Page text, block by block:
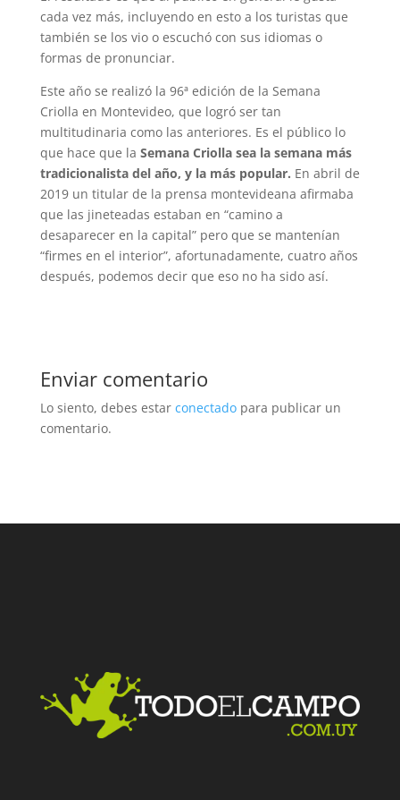
cada vez más, incluyendo en esto a los turistas que
también se los vio o escuchó con sus idiomas o
formas de pronunciar.
Este año se realizó la 96ª edición de la Semana
Criolla en Montevideo, que logró ser tan
multitudinaria como las anteriores. Es el público lo
que hace que la Semana Criolla sea la semana más
tradicionalista del año, y la más popular. En abril de
2019 un titular de la prensa montevideana afirmaba
que las jineteadas estaban en “camino a
desaparecer en la capital” pero que se mantenían
“firmes en el interior”, afortunadamente, cuatro años
después, podemos decir que eso no ha sido así.
Enviar comentario
Lo siento, debes estar conectadopara publicar un
comentario.
Facebook